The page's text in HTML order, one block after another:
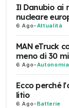
Il Danubio ai
nucleare
6 Ago-Attualità
MAN eTruck
meno di 30
6 Ago-
Ecco perché
litio
6 Ago-Batterie